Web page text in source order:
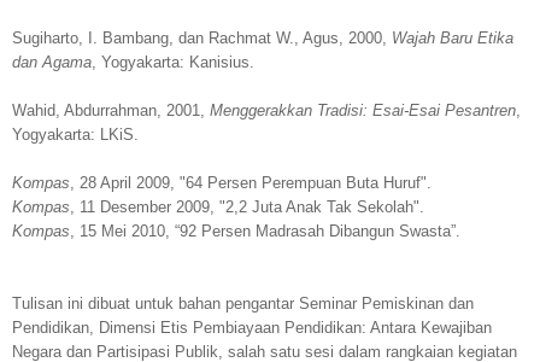
Sugiharto, I. Bambang, dan Rachmat W., Agus, 2000, Wajah Baru Etika
dan Agama , Yogyakarta: Kanisius.
Wahid, Abdurrahman, 2001, Menggerakkan Tradisi: Esai-Esai Pesantren
Yogyakarta: LKiS.
Kompas , 28 April 2009, "64 Persen Perempuan Buta Huruf".
Kompas , 11 Desember 2009, "2,2 Juta Anak Tak Sekolah".
Kompas , 15 Mei 2010, “92 Persen Madrasah Dibangun Swasta”.
Tulisan ini dibuat untuk bahan pengantar Seminar Pemiskinan dan
Pendidikan, Dimensi Etis Pembiayaan Pendidikan: Antara Kewajiban
Negara dan Partisipasi Publik, salah satu sesi dalam rangkaian kegiatan